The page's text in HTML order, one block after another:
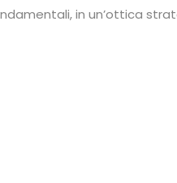
in un’ottica